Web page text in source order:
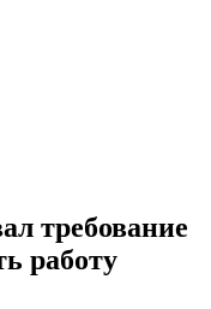
требование
работу